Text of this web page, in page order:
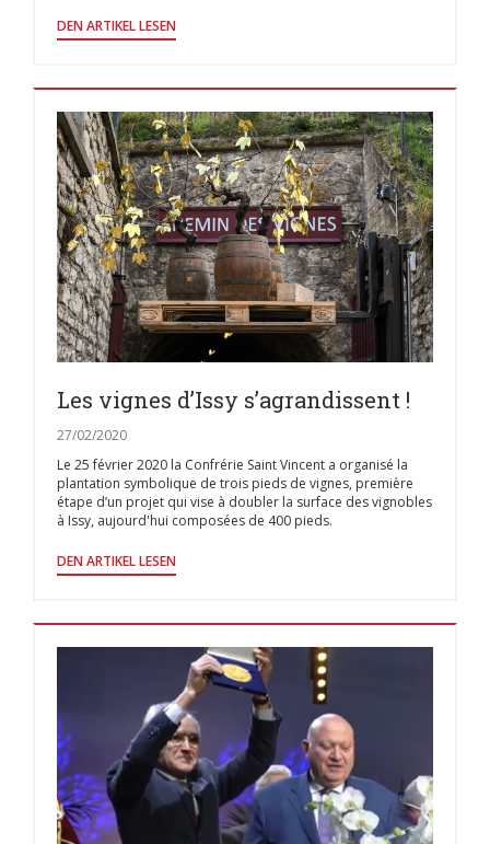
DEN ARTIKEL LESEN((ÖFFNET EIN NEUES FENSTER))
Les vignes d’Issy s’agrandissent !
27/02/2020
Le 25 février 2020 la Confrérie Saint Vincent a organisé la
plantation symbolique de trois pieds de vignes, première
étape d’un projet qui vise à doubler la surface des vignobles
à Issy, aujourd'hui composées de 400 pieds.
DEN ARTIKEL LESEN((ÖFFNET EIN NEUES FENSTER))